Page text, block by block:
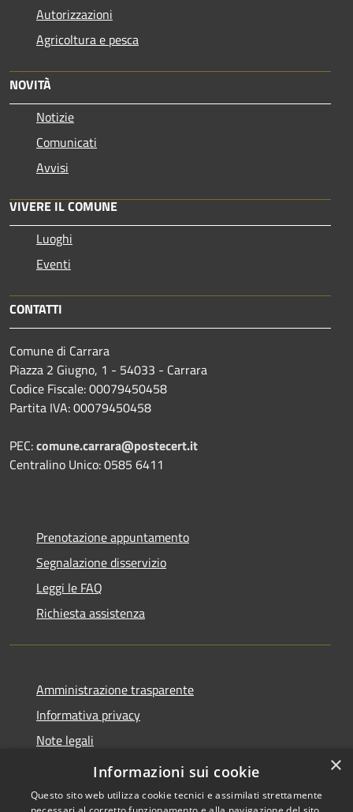
Autorizzazioni
Agricoltura e pesca
NOVITÀ
Notizie
Comunicati
Avvisi
VIVERE IL COMUNE
Luoghi
Eventi
CONTATTI
Comune di Carrara
Piazza 2 Giugno, 1 - 54033 - Carrara
Codice Fiscale: 00079450458
Partita IVA: 00079450458
PEC:comune.carrara@postecert.it
Centralino Unico: 0585 6411
Prenotazione appuntamento
Segnalazione disservizio
Leggi le FAQ
Richiesta assistenza
Amministrazione trasparente
Informativa privacy
Note legali
Dichiarazione di accessibilità
×
Informazioni sui cookie
Questo sito web utilizza cookie tecnici e assimilati strettamente